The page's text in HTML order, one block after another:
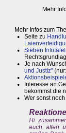
Mehr
Mehr Infos zum
Seite zu
Sieben
Je nach
und Justiz"
Interesse an
bekommst die
Wer sonst
Hi
euch allen